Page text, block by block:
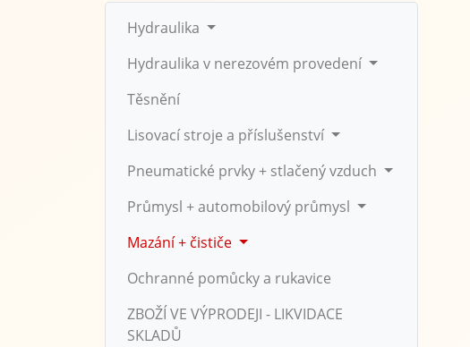
Hydraulika
Hydraulika v nerezovém provedení
Těsnění
Lisovací stroje a příslušenství
Pneumatické prvky + stlačený vzduch
Průmysl + automobilový průmysl
Mazání + čističe
Ochranné pomůcky a rukavice
ZBOŽÍ VE VÝPRODEJI - LIKVIDACE
SKLADŮ